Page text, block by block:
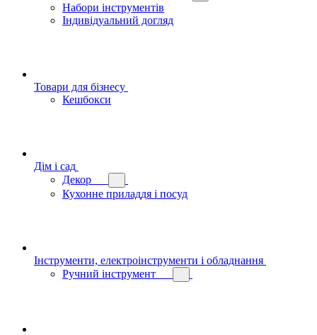
Набори інструментів
Індивідуальний догляд
Товари для бізнесу
Кешбокси
Дім і сад
Декор
Кухонне приладдя і посуд
Інструменти, електроінструменти і обладнання
Ручний інструмент